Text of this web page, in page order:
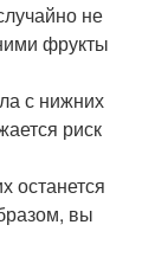
не
фрукты
с нижних
риск
останется
вы